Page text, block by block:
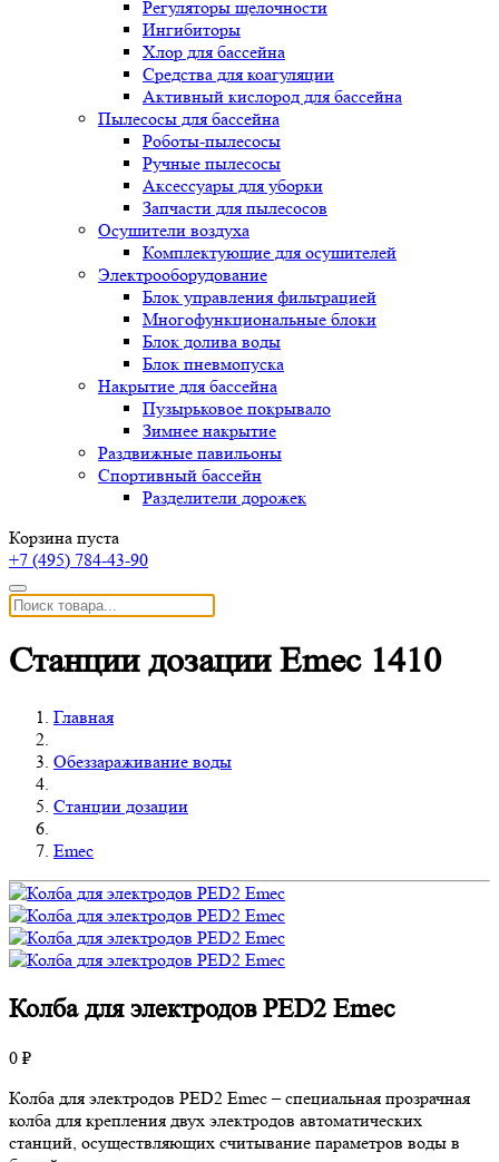
Регуляторы щелочности
Ингибиторы
Хлор для бассейна
Средства для коагуляции
Активный кислород для бассейна
Пылесосы для бассейна
Роботы-пылесосы
Ручные пылесосы
Аксессуары для уборки
Запчасти для пылесосов
Осушители воздуха
Комплектующие для осушителей
Электрооборудование
Блок управления фильтрацией
Многофункциональные блоки
Блок долива воды
Блок пневмопуска
Накрытие для бассейна
Пузырьковое покрывало
Зимнее накрытие
Раздвижные павильоны
Спортивный бассейн
Разделители дорожек
Корзина пуста
+7 (495) 784-43-90
Станции дозации Emec 1410
Главная
Обеззараживание воды
Станции дозации
Emec
Колба для электродов PED2 Emec
0 ₽
Колба для электродов PED2 Emec – специальная прозрачная
колба для крепления двух электродов автоматических
станций, осуществляющих считывание параметров воды в